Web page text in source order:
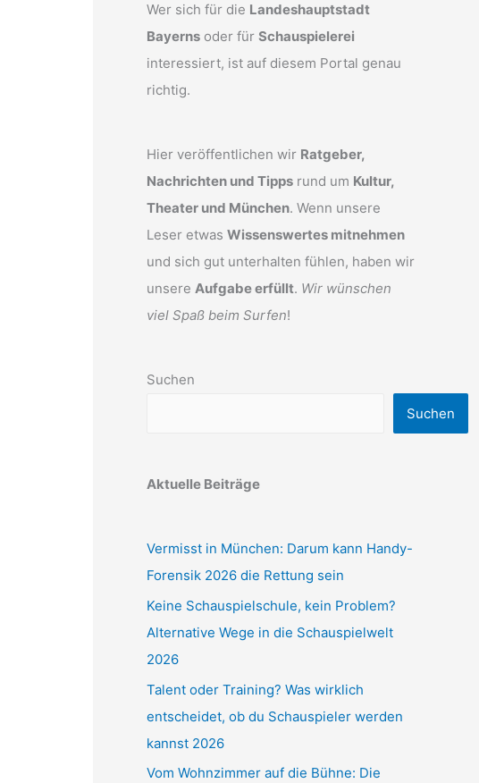
Wer sich für die Landeshauptstadt
Bayerns oder für Schauspielerei
interessiert, ist auf diesem Portal genau
richtig.
Hier veröffentlichen wir Ratgeber,
Nachrichten und Tipps rund um Kultur,
Theater und München. Wenn unsere
Leser etwas Wissenswertes mitnehmen
und sich gut unterhalten fühlen, haben wir
unsere Aufgabe erfüllt. Wir wünschen
viel Spaß beim Surfen!
Suchen
Suchen
Aktuelle Beiträge
Vermisst in München: Darum kann Handy-
Forensik 2026 die Rettung sein
Keine Schauspielschule, kein Problem?
Alternative Wege in die Schauspielwelt
2026
Talent oder Training? Was wirklich
entscheidet, ob du Schauspieler werden
kannst 2026
Vom Wohnzimmer auf die Bühne: Die